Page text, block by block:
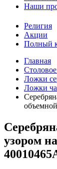
Наши
Религия
Акции
Полный
Главная
Ложки
Ложки
узором